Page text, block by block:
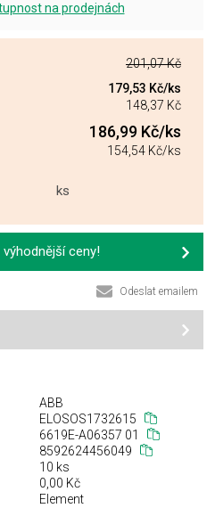
na prodejnách
201,07 Kč
179,53 Kč/ks
148,37 Kč
186,99 Kč/ks
154,54 Kč/ks
ks
ceny!
Odeslat emailem
ABB
ELOSOS1732615
6619E-A06357 01
8592624456049
10 ks
0,00 Kč
Element